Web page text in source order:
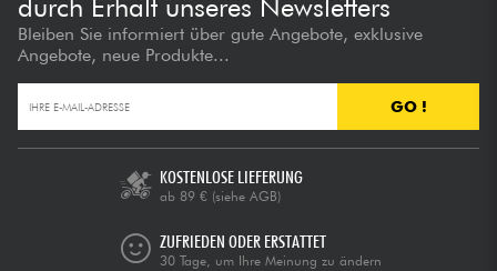
durch Erhalt unseres Newsletters
Bleiben Sie informiert über gute Angebote, exklusive
Angebote, neue Produkte...
GO !
KOSTENLOSE LIEFERUNG
ab 89 € (siehe AGB)
ZUFRIEDEN ODER ERSTATTET
30 Tage, um Ihre Meinung zu ändern